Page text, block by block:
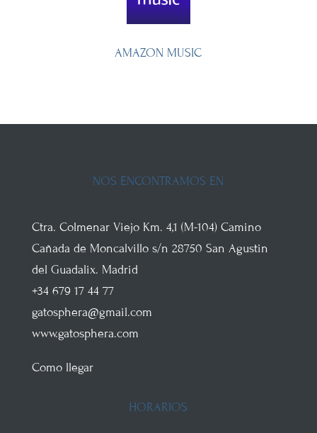
AMAZON MUSIC
NOS ENCONTRAMOS EN
Ctra. Colmenar Viejo Km. 4,1 (M-104)Camino
Cañada de Moncalvillo s/n 28750 San Agustin
del Guadalix. Madrid
+34 679 17 44 77
gatosphera@gmail.com
www.gatosphera.com
Como llegar
HORARIOS